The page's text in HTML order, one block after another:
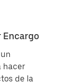
Encargo
hacer
de la